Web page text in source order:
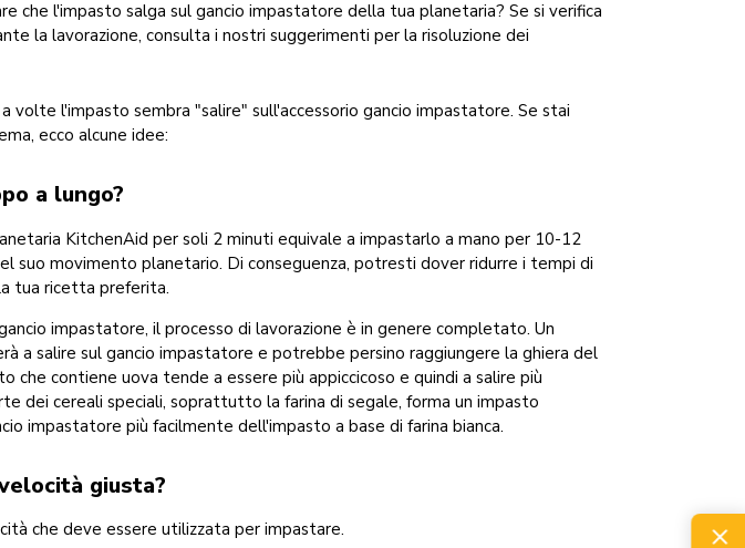
che l'impasto salga sul gancio impastatore della tua planetaria? Se si verifica
la lavorazione, consulta i nostri suggerimenti per la risoluzione dei
volte l'impasto sembra "salire" sull'accessorio gancio impastatore. Se stai
ecco alcune idee:
a lungo?
KitchenAid per soli 2 minuti equivale a impastarlo a mano per 10-12
suo movimento planetario. Di conseguenza, potresti dover ridurre i tempi di
tua ricetta preferita.
impastatore, il processo di lavorazione è in genere completato. Un
a salire sul gancio impastatore e potrebbe persino raggiungere la ghiera del
che contiene uova tende a essere più appiccicoso e quindi a salire più
dei cereali speciali, soprattutto la farina di segale, forma un impasto
impastatore più facilmente dell'impasto a base di farina bianca.
giusta?
che deve essere utilizzata per impastare.